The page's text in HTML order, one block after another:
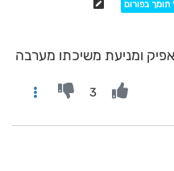
תומך בפורום
ומניעת משיכתו מערבה
3